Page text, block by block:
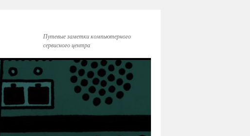
Путевые заметки компьютерного
сервисного центра